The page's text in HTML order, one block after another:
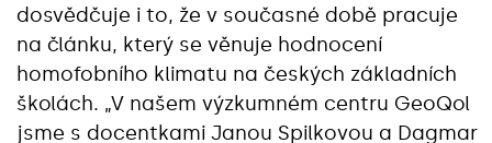
dosvědčuje i to, že v současné době pracuje
na článku, který se věnuje hodnocení
homofobního klimatu na českých základních
školách. „V našem výzkumném centru GeoQol
jsme s docentkami Janou Spilkovou a Dagmar